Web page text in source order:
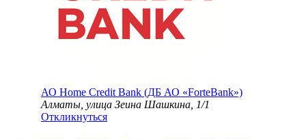
АО Home Credit Bank (ДБ АО «ForteBank»)
Алматы, улица Зеина Шашкина, 1/1
Откликнуться